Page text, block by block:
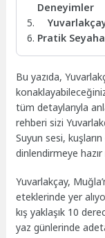
Deneyimler
Pratik
Bu yazıda,
tüm detaylarıyla
rehberi sizi
Suyun sesi,
dinlendirmeye hazır
Yuvarlakçay,
eteklerinde yer
kış yaklaşık 10
yaz günlerinde